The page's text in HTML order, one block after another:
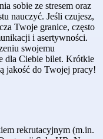
sobie ze stresem oraz
nauczyć. Jeśli czujesz,
Twoje granice, często
i asertywności.
swojemu
dla Ciebie bilet. Krótkie
jakość do Twojej pracy!
rekrutacyjnym (m.in.